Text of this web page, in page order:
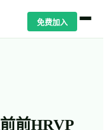
免费加入
前HRVP